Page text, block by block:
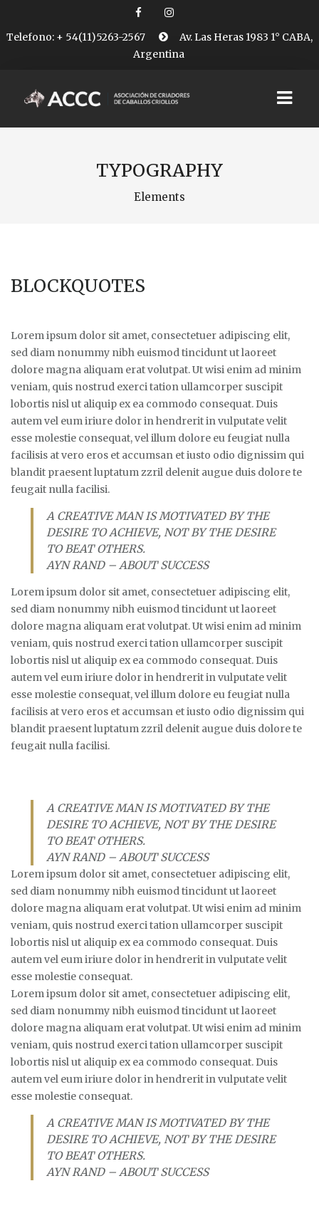
Telefono: + 54(11)5263-2567
Av. Las Heras 1983 1° CABA,
Argentina
TYPOGRAPHY
Elements
BLOCKQUOTES
Lorem ipsum dolor sit amet, consectetuer adipiscing elit,
sed diam nonummy nibh euismod tincidunt ut laoreet
dolore magna aliquam erat volutpat. Ut wisi enim ad minim
veniam, quis nostrud exerci tation ullamcorper suscipit
lobortis nisl ut aliquip ex ea commodo consequat. Duis
autem vel eum iriure dolor in hendrerit in vulputate velit
esse molestie consequat, vel illum dolore eu feugiat nulla
facilisis at vero eros et accumsan et iusto odio dignissim qui
blandit praesent luptatum zzril delenit augue duis dolore te
feugait nulla facilisi.
A CREATIVE MAN IS MOTIVATED BY THE
DESIRE TO ACHIEVE, NOT BY THE DESIRE
TO BEAT OTHERS.
AYN RAND – ABOUT SUCCESS
Lorem ipsum dolor sit amet, consectetuer adipiscing elit,
sed diam nonummy nibh euismod tincidunt ut laoreet
dolore magna aliquam erat volutpat. Ut wisi enim ad minim
veniam, quis nostrud exerci tation ullamcorper suscipit
lobortis nisl ut aliquip ex ea commodo consequat. Duis
autem vel eum iriure dolor in hendrerit in vulputate velit
esse molestie consequat, vel illum dolore eu feugiat nulla
facilisis at vero eros et accumsan et iusto odio dignissim qui
blandit praesent luptatum zzril delenit augue duis dolore te
feugait nulla facilisi.
A CREATIVE MAN IS MOTIVATED BY THE
DESIRE TO ACHIEVE, NOT BY THE DESIRE
TO BEAT OTHERS.
AYN RAND – ABOUT SUCCESS
Lorem ipsum dolor sit amet, consectetuer adipiscing elit,
sed diam nonummy nibh euismod tincidunt ut laoreet
dolore magna aliquam erat volutpat. Ut wisi enim ad minim
veniam, quis nostrud exerci tation ullamcorper suscipit
lobortis nisl ut aliquip ex ea commodo consequat. Duis
autem vel eum iriure dolor in hendrerit in vulputate velit
esse molestie consequat.
Lorem ipsum dolor sit amet, consectetuer adipiscing elit,
sed diam nonummy nibh euismod tincidunt ut laoreet
dolore magna aliquam erat volutpat. Ut wisi enim ad minim
veniam, quis nostrud exerci tation ullamcorper suscipit
lobortis nisl ut aliquip ex ea commodo consequat. Duis
autem vel eum iriure dolor in hendrerit in vulputate velit
esse molestie consequat.
A CREATIVE MAN IS MOTIVATED BY THE
DESIRE TO ACHIEVE, NOT BY THE DESIRE
TO BEAT OTHERS.
AYN RAND – ABOUT SUCCESS